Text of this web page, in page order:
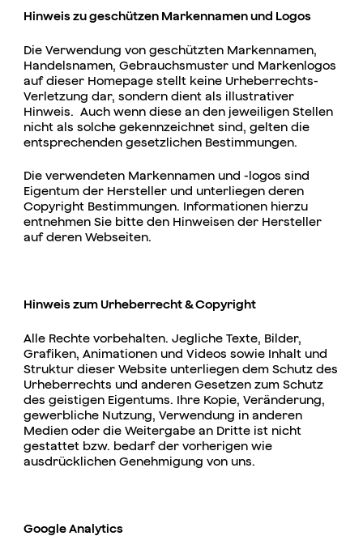
Hinweis zu geschützen Markennamen und Logos
Die Verwendung von geschützten Markennamen,
Handelsnamen, Gebrauchsmuster und Markenlogos
auf dieser Homepage stellt keine Urheberrechts-
Verletzung dar, sondern dient als illustrativer
Hinweis. Auch wenn diese an den jeweiligen Stellen
nicht als solche gekennzeichnet sind, gelten die
entsprechenden gesetzlichen Bestimmungen.
Die verwendeten Markennamen und -logos sind
Eigentum der Hersteller und unterliegen deren
Copyright Bestimmungen. Informationen hierzu
entnehmen Sie bitte den Hinweisen der Hersteller
auf deren Webseiten.
Hinweis zum Urheberrecht & Copyright
Alle Rechte vorbehalten. Jegliche Texte, Bilder,
Grafiken, Animationen und Videos sowie Inhalt und
Struktur dieser Website unterliegen dem Schutz des
Urheberrechts und anderen Gesetzen zum Schutz
des geistigen Eigentums. Ihre Kopie, Veränderung,
gewerbliche Nutzung, Verwendung in anderen
Medien oder die Weitergabe an Dritte ist nicht
gestattet bzw. bedarf der vorherigen wie
ausdrücklichen Genehmigung von uns.
Google Analytics